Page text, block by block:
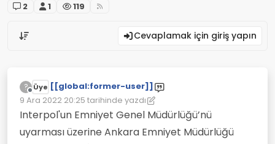
2 1 119
Cevaplamak için giriş yapın
?
Çevrimdışı
Üye [[global:former-user]]
9 Ara 2022 20:25 tarihinde yazdı
Son düzenleyen: [[global:former-user]]
Interpol'un Emniyet Genel Müdürlüğü’nü
uyarması üzerine Ankara Emniyet Müdürlüğü